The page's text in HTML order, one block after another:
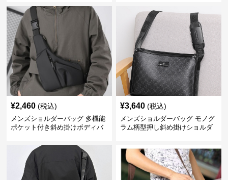
¥2,460 (税込)
メンズショルダーバッグ 多機能
ポケット付き斜め掛けボディバ
¥3,640 (税込)
メンズショルダーバッグ モノグ
ラム柄型押し斜め掛けショルダ